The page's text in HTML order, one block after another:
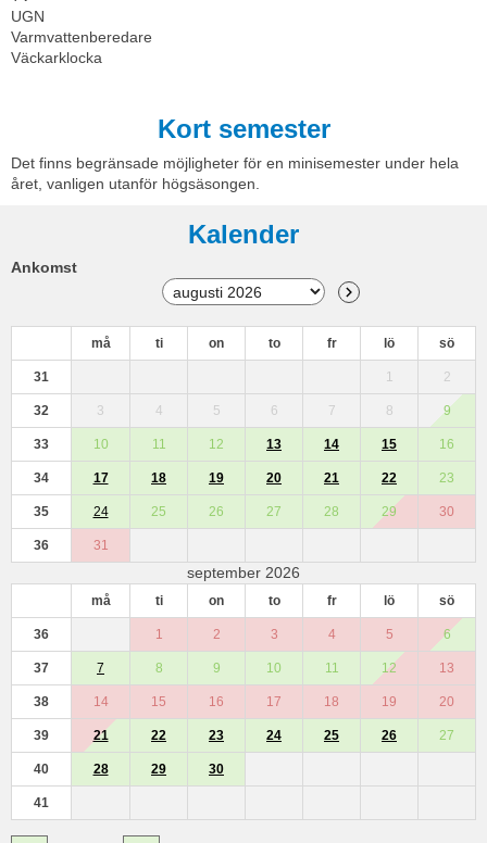
UGN
Varmvattenberedare
Väckarklocka
Kort semester
Det finns begränsade möjligheter för en minisemester under hela
året, vanligen utanför högsäsongen.
Kalender
Ankomst
må ti on to fr lö sö
31 1 2
32 3 4 5 6 7 8 9
33 10 11 12 13 14 15 16
34 17 18 19 20 21 22 23
35 24 25 26 27 28 29 30
36 31
september 2026
må ti on to fr lö sö
36 1 2 3 4 5 6
37 7 8 9 10 11 12 13
38 14 15 16 17 18 19 20
39 21 22 23 24 25 26 27
40 28 29 30
41